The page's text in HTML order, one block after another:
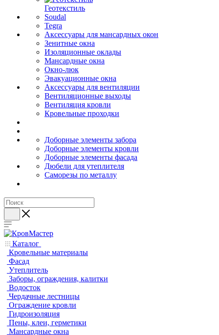
Геотекстиль
Soudal
Tegra
Аксессуары для мансардных окон
Зенитные окна
Изоляционные оклады
Мансардные окна
Окно-люк
Эвакуационные окна
Аксессуары для вентиляции
Вентиляционные выходы
Вентиляция кровли
Кровельные проходки
Доборные элементы забора
Доборные элементы кровли
Доборные элементы фасада
Дюбели для утеплителя
Саморезы по металлу
Каталог
Кровельные материалы
Фасад
Утеплитель
Заборы, ограждения, калитки
Водосток
Чердачные лестницы
Ограждение кровли
Гидроизоляция
Пены, клеи, герметики
Мансардные окна